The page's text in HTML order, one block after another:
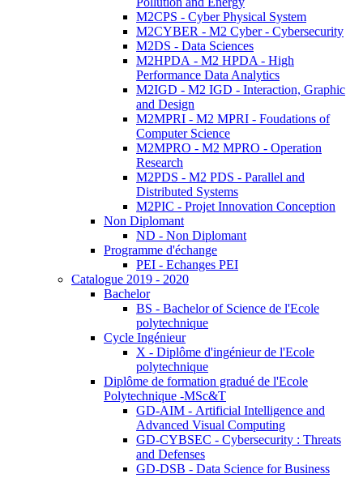
M2CPS - Cyber Physical System
M2CYBER - M2 Cyber - Cybersecurity
M2DS - Data Sciences
M2HPDA - M2 HPDA - High
Performance Data Analytics
M2IGD - M2 IGD - Interaction, Graphic
and Design
M2MPRI - M2 MPRI - Foudations of
Computer Science
M2MPRO - M2 MPRO - Operation
Research
M2PDS - M2 PDS - Parallel and
Distributed Systems
M2PIC - Projet Innovation Conception
Non Diplomant
ND - Non Diplomant
Programme d'échange
PEI - Echanges PEI
Catalogue 2019 - 2020
Bachelor
BS - Bachelor of Science de l'Ecole
polytechnique
Cycle Ingénieur
X - Diplôme d'ingénieur de l'Ecole
polytechnique
Diplôme de formation gradué de l'Ecole
Polytechnique -MSc&T
GD-AIM - Artificial Intelligence and
Advanced Visual Computing
GD-CYBSEC - Cybersecurity : Threats
and Defenses
GD-DSB - Data Science for Business